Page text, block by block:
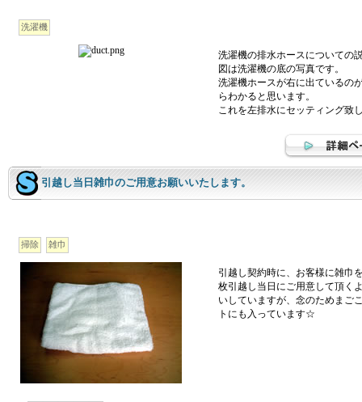
洗濯機
洗濯機の排水ホースについての
図は洗濯機の底の写真です。
洗濯機ホースが右に出ているの
らわかると思います。
これを左排水にセッティング致
引越し当日雑巾のご用意お願いいたします。
掃除 雑巾
引越し契約時に、お客様に雑巾
枚引越し当日にご用意して頂く
いしていますが、念のためまご
トにも入っています☆